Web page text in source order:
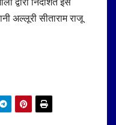
अल्लूरी सीताराम राजू